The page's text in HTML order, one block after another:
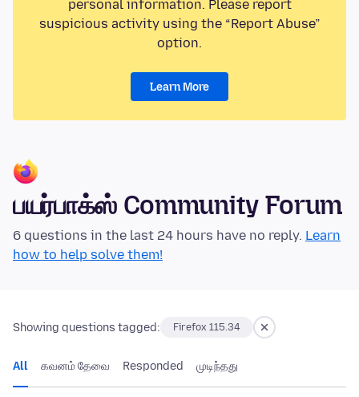
personal information. Please report
suspicious activity using the “Report Abuse”
option.
Learn More
பயர்பாக்ஸ் Community Forum
6 questions in the last 24 hours have no reply. Learn
how to help solve them!
Showing questions tagged: Firefox 115.34
All கவனம் தேவை Responded முடிந்தது